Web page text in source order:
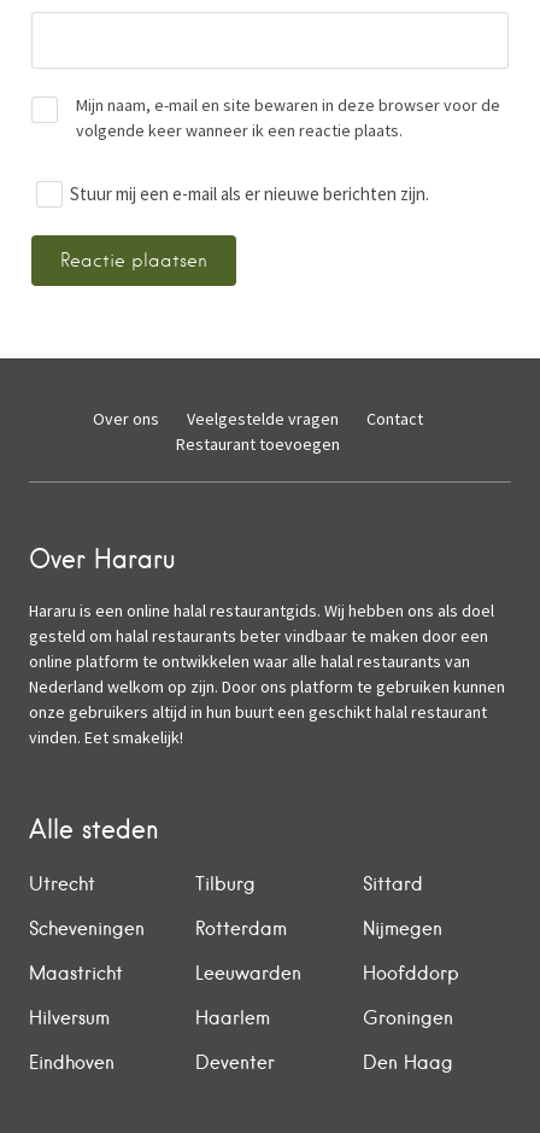
Mijn naam, e-mail en site bewaren in deze browser voor de
volgende keer wanneer ik een reactie plaats.
Stuur mij een e-mail als er nieuwe berichten zijn.
Over ons Veelgestelde vragen
Contact
Restaurant toevoegen
Over Hararu
Hararu is een online halal restaurantgids. Wij hebben ons als doel
gesteld om halal restaurants beter vindbaar te maken door een
online platform te ontwikkelen waar alle halal restaurants van
Nederland welkom op zijn. Door ons platform te gebruiken kunnen
onze gebruikers altijd in hun buurt een geschikt halal restaurant
vinden. Eet smakelijk!
Alle steden
Utrecht Tilburg
Sittard
Scheveningen
Rotterdam
Nijmegen
Maastricht
Leeuwarden
Hoofddorp
Hilversum
Haarlem
Groningen
Eindhoven
Deventer Den Haag